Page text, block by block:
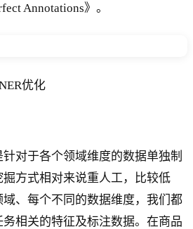
Annotations》。
优化
对于各个领域维度的数据单独制
方式相对来说重人工，比较低
、每个不同的数据维度，我们都
相关的特征及标注数据。在商品